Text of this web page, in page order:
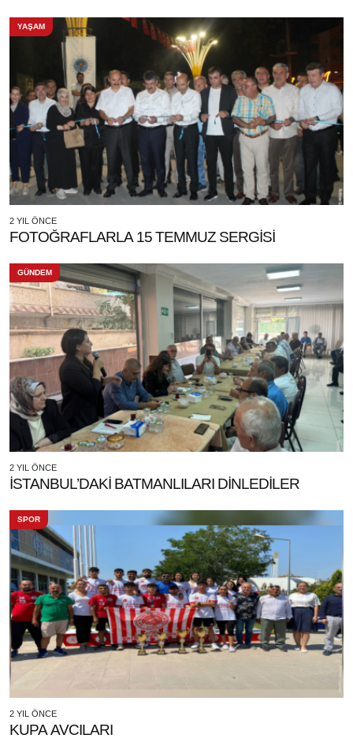
YAŞAM
2 YIL ÖNCE
FOTOĞRAFLARLA 15 TEMMUZ SERGİSİ
GÜNDEM
2 YIL ÖNCE
İSTANBUL’DAKİ BATMANLILARI DİNLEDİLER
SPOR
2 YIL ÖNCE
KUPA AVCILARI